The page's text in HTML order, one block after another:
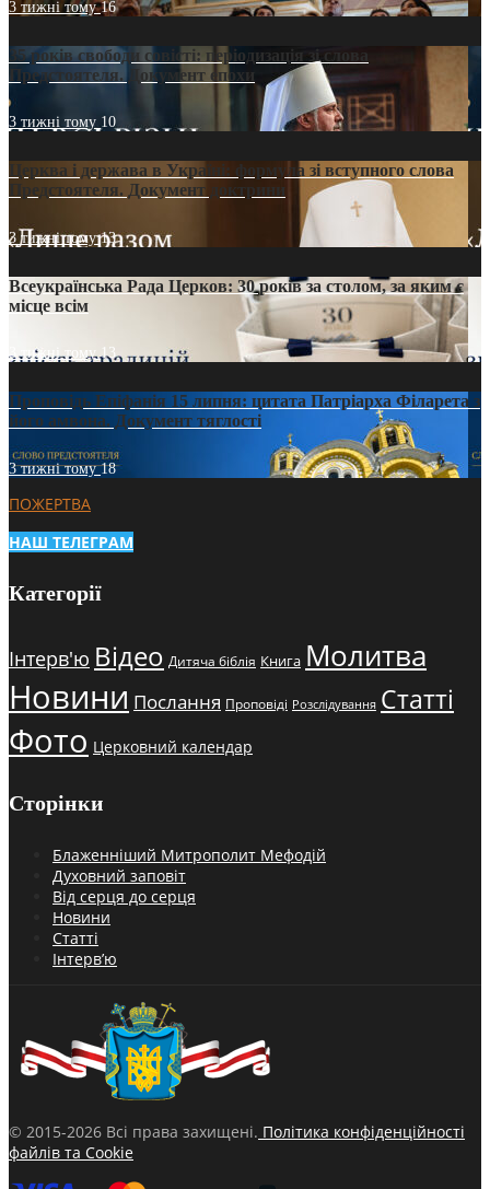
3 тижні тому16
35 років свободи совісті: періодизація зі слова
Предстоятеля. Документ епохи
3 тижні тому 10
Церква і держава в Україні: формула зі вступного слова
Предстоятеля. Документ доктрини
3 тижні тому13
Всеукраїнська Рада Церков: 30 років за столом, за яким є
місце всім
3 тижні тому13
Проповідь Епіфанія 15 липня: цитата Патріарха Філарета з
його амвона. Документ тяглості
3 тижні тому18
ПОЖЕРТВА
НАШ ТЕЛЕГРАМ
Категорії
Інтерв'ю Відео Дитяча біблія Книга Молитва
Новини Послання Проповіді Розслідування Статті
Фото Церковний календар
Сторінки
Блаженніший Митрополит Мефодій
Духовний заповіт
Від серця до серця
Новини
Статті
Інтерв’ю
© 2015-2026 Всі права захищені. Політика конфіденційності
файлів та Cookie